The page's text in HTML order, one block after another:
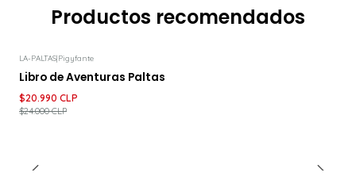
Productos recomendados
DESCUENTO
LA-PALTAS|Pigyfante
Libro de Aventuras Paltas
$20.990 CLP
$24.000 CLP